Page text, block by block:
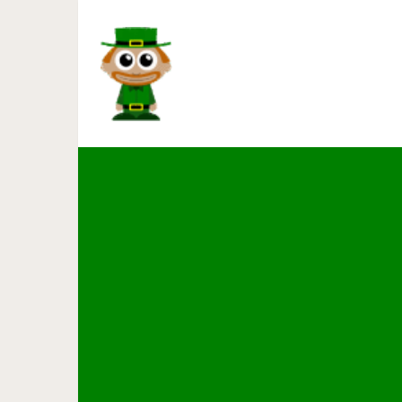
15 примеров, которые